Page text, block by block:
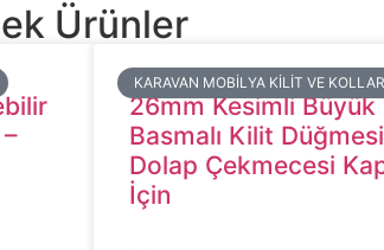
Ürünler
​KARAVAN MOBILYA KILIT VE
26mm Kesimli Büyük
Basmalı Kilit
Dolap Çekmecesi
İçin